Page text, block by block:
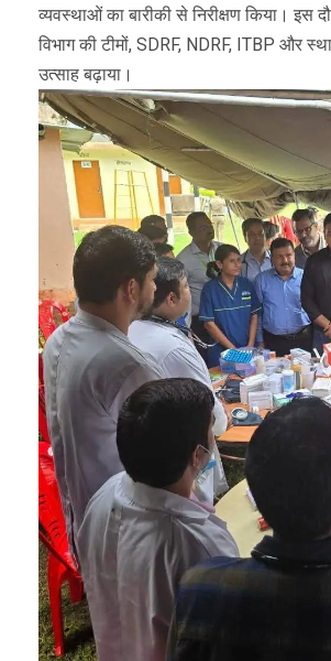
व्यवस्थाओं का बारीकी से निरीक्षण किया। इस
विभाग की टीमों, SDRF, NDRF, ITBP और
उत्साह बढ़ाया।